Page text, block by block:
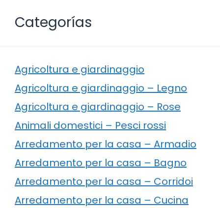
Categorías
Agricoltura e giardinaggio
Agricoltura e giardinaggio – Legno
Agricoltura e giardinaggio – Rose
Animali domestici – Pesci rossi
Arredamento per la casa – Armadio
Arredamento per la casa – Bagno
Arredamento per la casa – Corridoi
Arredamento per la casa – Cucina